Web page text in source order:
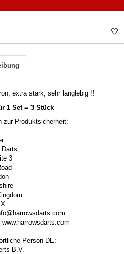
extra stark, sehr langlebig !!
1 Set = 3 Stück
zur Produktsicherheit:
Darts
3
Person DE:
B.V.